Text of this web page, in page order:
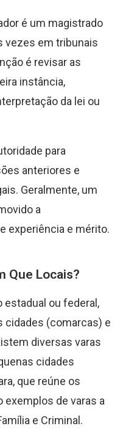
é um magistrado
vezes em tribunais
é revisar as
instância,
da lei ou
para
anteriores e
Geralmente, um
a
experiência e mérito.
Que Locais?
ou federal,
cidades (comarcas) e
diversas varas
cidades
que reúne os
exemplos de varas a
e Criminal.